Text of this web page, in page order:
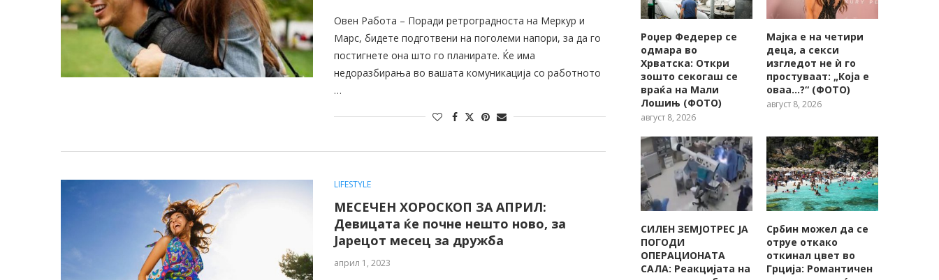
Овен Работа – Поради ретроградноста на Меркур и
Марс, бидете подготвени на поголеми напори, за да го
постигнете она што го планирате. Ќе има
недоразбирања во вашата комуникација со работното
…
LIFESTYLE
МЕСЕЧЕН ХОРОСКОП ЗА АПРИЛ:
Девицата ќе почне нешто ново, за
Јарецот месец за дружба
април 1, 2023
Роџер Федерер се
одмара во
Хрватска: Откри
зошто секогаш се
враќа на Мали
Лошињ (ФОТО)
август 8, 2026
Мајка е на четири
деца, а секси
изгледот не ѝ го
простуваат: „Која е
оваа…?“ (ФОТО)
август 8, 2026
СИЛЕН ЗЕМЈОТРЕС ЈА
ПОГОДИ
ОПЕРАЦИОНАТА
САЛА: Реакцијата на
Србин можел да се
отруе откако
откинал цвет во
Грција: Романтичен